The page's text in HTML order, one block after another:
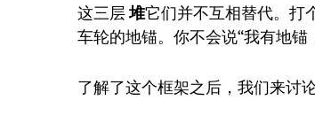
这三层堆它们并不互相替代。打
车轮的地锚。你不会说“我有地
了解了这个框架之后，我们来讨